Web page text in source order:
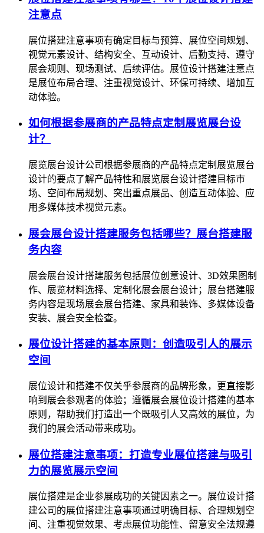
注意点
展位搭建注意事项有确定目标与预算、展位空间规划、
视觉元素设计、结构安全、互动设计、后勤支持、遵守
展会规则、现场测试、后续评估。展位设计搭建注意点
是展位布局合理、注重视觉设计、环保可持续、增加互
动体验。
如何根据参展商的产品特点定制展览展台设
计？
展览展台设计公司根据参展商的产品特点定制展览展台
设计的要点了解产品特性和展览展台设计搭建目标市
场、空间布局规划、突出重点展品、创造互动体验、应
用多媒体技术视觉元素。
展会展台设计搭建服务包括哪些？展台搭建服
务内容
展会展台设计搭建服务包括展位创意设计、3D效果图制
作、展览材料选择、定制化展会展台设计；展台搭建服
务内容是现场展会展台搭建、家具和装饰、多媒体设备
安装、展会安全检查。
展位设计搭建的基本原则：创造吸引人的展示
空间
展位设计和搭建不仅关乎参展商的品牌形象，更直接影
响到展会参观者的体验；遵循展会展位设计搭建的基本
原则，帮助我们打造出一个既吸引人又高效的展位，为
我们的展会活动带来成功。
展位搭建注意事项：打造专业展位搭建与吸引
力的展览展示空间
展位搭建是企业参展成功的关键因素之一。展位设计搭
建公司的展位搭建注意事项通过明确目标、合理规划空
间、注重视觉效果、考虑展位功能性、留意安全法规遵